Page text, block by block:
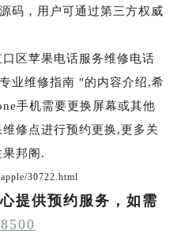
码，用户可通过第三方权威
区苹果电话服务维修电话
业维修指南 "的内容介绍,希
手机需要更换屏幕或其他
修点进行预约更换,更多关
邦阁.
30722.html
提供预约服务，如需